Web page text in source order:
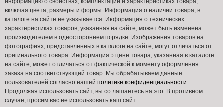
информацию о свойствах, комплектации и характеристиках товара,
включая цвета, размеры и формы. Информация о наличии товара, в
каталоге на сайте не указывается. Информация о технических
характеристиках товаров, указанная на сайте, может быть изменена
производителем в одностороннем порядке. Изображения товаров на
фотографиях, представленных в каталоге на сайте, могут отличаться от
оригинального товара. Информация о цене товара, указанная в каталоге
на сайте, может отличаться от фактической к моменту оформления
заказа на соответствующий товар. Мы обрабатываем данные
пользователей согласно нашей политике конфиденциальности.
Продолжая использовать сайт, вы соглашаетесь на это. В противном
случае, просим вас не использовать наш сайт.